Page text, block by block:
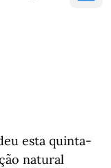
esta quinta-
natural